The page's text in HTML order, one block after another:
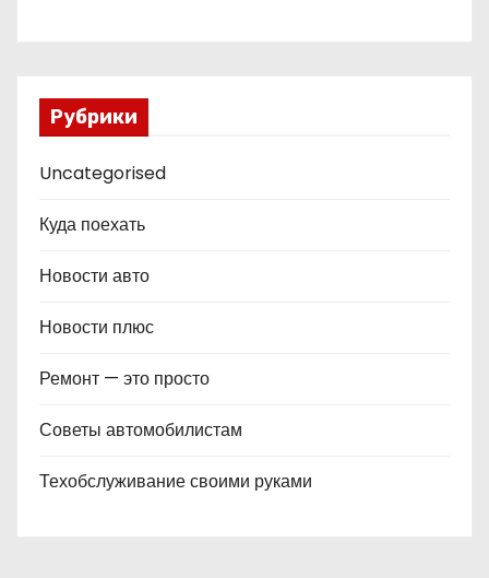
Рубрики
Uncategorised
Куда поехать
Новости авто
Новости плюс
Ремонт — это просто
Советы автомобилистам
Техобслуживание своими руками